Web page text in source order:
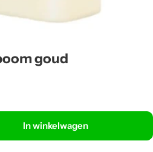
goud
In winkelwagen